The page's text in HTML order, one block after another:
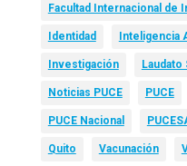
Facultad Internacional de
Identidad Inteligencia
Investigación Laudato
Noticias PUCE PUCE
PUCE Nacional
Quito Vacunación